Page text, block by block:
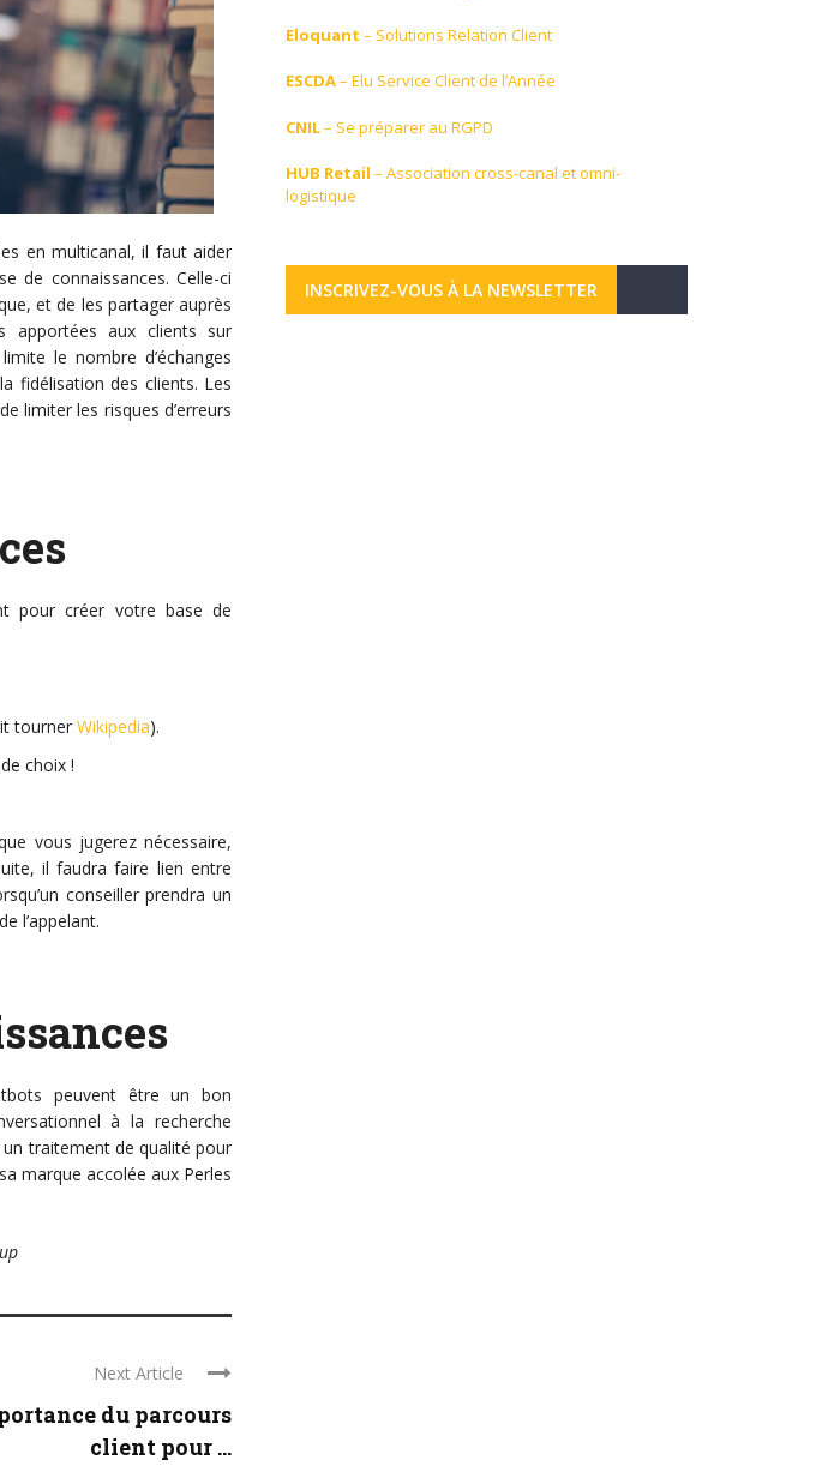
en multicanal, il faut aider
de connaissances. Celle-ci
et de les partager auprès
apportées aux clients sur
le nombre d’échanges
fidélisation des clients. Les
limiter les risques d’erreurs
pour créer votre base de
tourner Wikipedia).
choix !
vous jugerez nécessaire,
il faudra faire lien entre
conseiller prendra un
l’appelant.
peuvent être un bon
à la recherche
un traitement de qualité pour
marque accolée aux Perles
Next Article
du parcours
client pour ...
Eloquant – Solutions Relation Client
ESCDA– Elu Service Client de l’Année
CNIL– Se préparer au RGPD
HUB Retail – Association cross-canal et omni-
logistique
INSCRIVEZ-VOUS À LA NEWSLETTER